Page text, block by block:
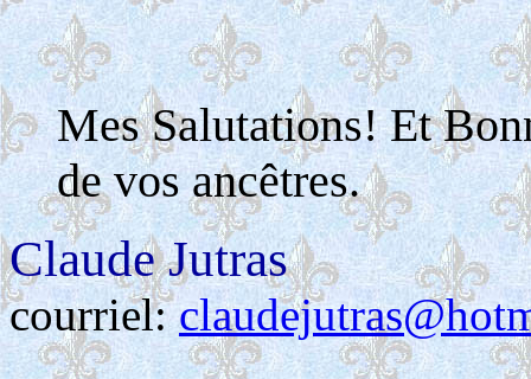
Mes Salutations! Et
de vos ancêtres.
Claude Jutras
courriel: